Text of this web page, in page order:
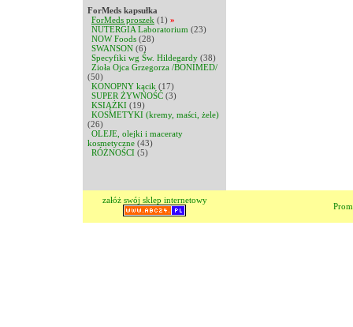
ForMeds kapsułka
ForMeds proszek (1) »
NUTERGIA Laboratorium (23)
NOW Foods (28)
SWANSON (6)
Specyfiki wg Św. Hildegardy (38)
Zioła Ojca Grzegorza /BONIMED/
(50)
KONOPNY kącik (17)
SUPER ŻYWNOŚĆ (3)
KSIĄŻKI (19)
KOSMETYKI (kremy, maści, żele)
(26)
OLEJE, olejki i maceraty
kosmetyczne (43)
RÓŻNOŚCI (5)
załóż swój sklep internetowy